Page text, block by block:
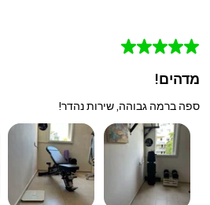
★
★
★
★
★
מדהים!
ספה ברמה גבוהה, שירות נהדר!